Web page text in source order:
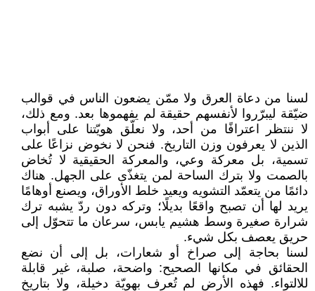
لسنا من دعاة العرق ولا ممّن يضعون الناس في قوالب
ضيّقة ليبرّروا لأنفسهم حقيقة لم يفهموها بعد. ومع ذلك،
لا ننتظر اعترافًا من أحد، ولا نعلّق هويّتنا على أبواب
الذين لا يعرفون وزن التاريخ. فنحن لا نخوض نزاعًا على
تسمية، بل معركة وعي، والمعركة الحقيقية لا تُخاض
بالصمت ولا بترك الساحة لمن يتغذّى على الجهل. هناك
دائمًا من يتعمّد التشويه ويعيد خلط الأوراق، ويصنع أوهامًا
يريد لها أن تصبح واقعًا بديلًا؛ وتركه دون ردّ يشبه ترك
شرارة صغيرة وسط هشيم يابس، سرعان ما تتحوّل إلى
حريق يعصف بكل شيء.
لسنا بحاجة إلى صراخ أو شعارات، بل إلى أن نضع
الحقائق في مكانها الصحيح: واضحة، صلبة، غير قابلة
للالتواء. فهذه الأرض لم تُعرف بهويّة دخيلة، ولا بتاريخ